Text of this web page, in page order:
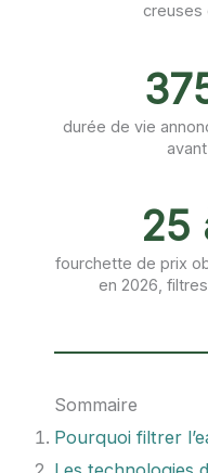
creuses
durée de vie
25
fourchette de prix
en 2026,
Sommaire
Pourquoi filtrer